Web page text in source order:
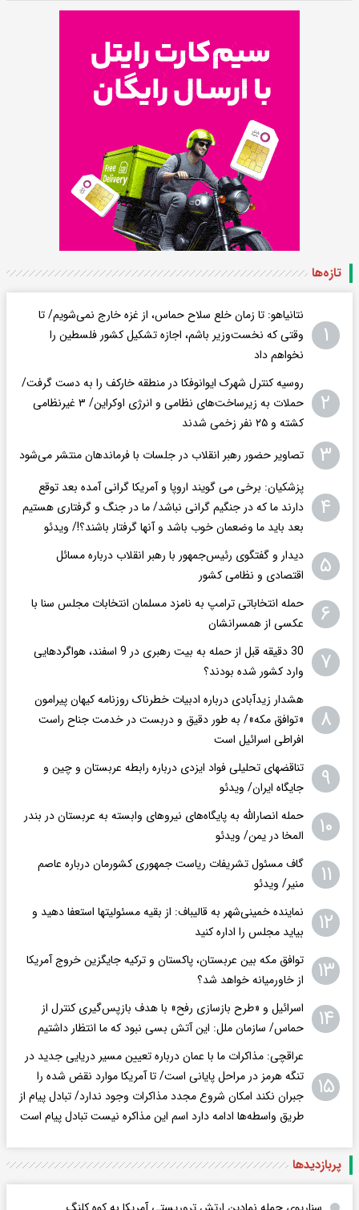
تازه‌ها
۱
نتانیاهو: تا زمان خلع سلاح حماس، از غزه خارج نمی‌شویم/ تا
وقتی که نخست‌وزیر باشم، اجازه تشکیل کشور فلسطین را
نخواهم داد
۲
روسیه کنترل شهرک ایوانوفکا در منطقه خارکف را به دست گرفت/
حملات به زیرساخت‌های نظامی و انرژی اوکراین/ ۳ غیرنظامی
کشته و ۲۵ نفر زخمی شدند
۳ تصاویر حضور رهبر انقلاب در جلسات با فرماندهان منتشر می‌شود
۴
پزشکیان: برخی می گویند اروپا و آمریکا گرانی آمده بعد توقع
دارند ما که در جنگیم گرانی نباشد/ ما در جنگ و گرفتاری هستیم
بعد باید ما وضعمان خوب باشد و آنها گرفتار باشند؟!/ ویدئو
۵
دیدار و گفتگوی رئیس‌جمهور با رهبر انقلاب درباره مسائل
اقتصادی و نظامی کشور
۶
حمله انتخاباتی ترامپ به نامزد مسلمان انتخابات مجلس سنا با
عکسی از همسرانشان
۷
30 دقیقه قبل از حمله به بیت رهبری در 9 اسفند، هواگردهایی
وارد کشور شده بودند؟
۸
هشدار زیدآبادی درباره ادبیات خطرناک روزنامه کیهان پیرامون
«توافق مکه»/ به طور دقیق و دربست در خدمت جناح راست
افراطی اسرائیل است
۹
تناقضهای تحلیلی فواد ایزدی درباره رابطه عربستان و چین و
جایگاه ایران/ ویدئو
۱۰
حمله انصارالله به پایگاه‌های نیروهای وابسته به عربستان در بندر
المخا در یمن/ ویدئو
۱۱
گاف مسئول تشریفات ریاست جمهوری کشورمان درباره عاصم
منیر/ ویدئو
۱۲
نماینده خمینی‌شهر به قالیباف: از بقیه مسئولیتها استعفا دهید و
بیاید مجلس را اداره کنید
۱۳
توافق مکه بین عربستان، پاکستان و ترکیه جایگزین خروج آمریکا
از خاورمیانه خواهد شد؟
۱۴
اسرائیل و «طرح بازسازی رفح» با هدف بازپس‌گیری کنترل از
حماس/ سازمان ملل: این آتش بسی نبود که ما انتظار داشتیم
۱۵
عراقچی: مذاکرات ما با عمان درباره تعیین مسیر دریایی جدید در
تنگه هرمز در مراحل پایانی است/ تا آمریکا موارد نقض شده را
جبران نکند امکان شروع مجدد مذاکرات وجود ندارد/ تبادل پیام از
طریق واسطه‌ها ادامه دارد اسم این مذاکره نیست تبادل پیام است
پربازدید‌ها